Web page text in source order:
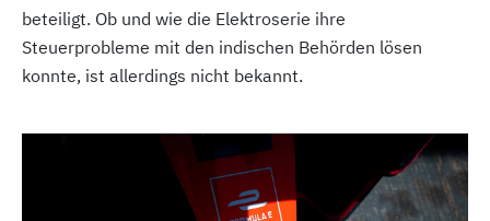
beteiligt. Ob und wie die Elektroserie ihre
Steuerprobleme mit den indischen Behörden lösen
konnte, ist allerdings nicht bekannt.